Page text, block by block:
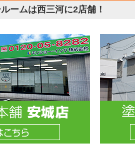
ームは西三河に2店舗！